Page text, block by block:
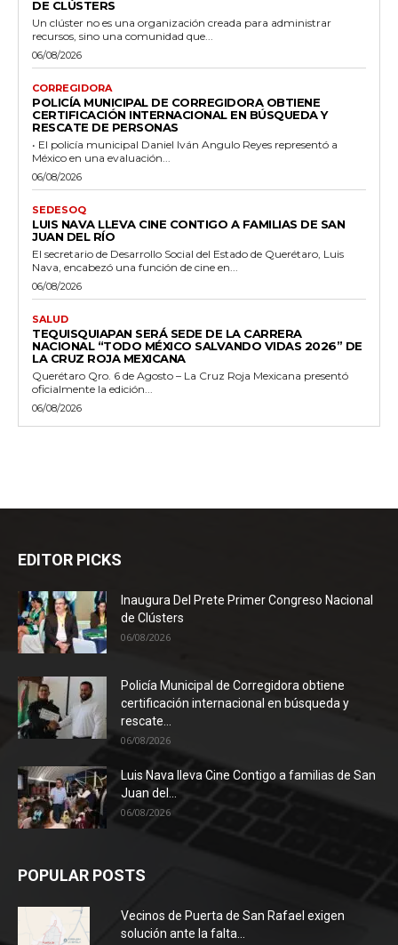
DE CLÚSTERS
Un clúster no es una organización creada para administrar
recursos, sino una comunidad que...
06/08/2026
CORREGIDORA
POLICÍA MUNICIPAL DE CORREGIDORA OBTIENE
CERTIFICACIÓN INTERNACIONAL EN BÚSQUEDA Y
RESCATE DE PERSONAS
• El policía municipal Daniel Iván Angulo Reyes representó a
México en una evaluación...
06/08/2026
SEDESOQ
LUIS NAVA LLEVA CINE CONTIGO A FAMILIAS DE SAN
JUAN DEL RÍO
El secretario de Desarrollo Social del Estado de Querétaro, Luis
Nava, encabezó una función de cine en...
06/08/2026
SALUD
TEQUISQUIAPAN SERÁ SEDE DE LA CARRERA
NACIONAL “TODO MÉXICO SALVANDO VIDAS 2026” DE
LA CRUZ ROJA MEXICANA
Querétaro Qro. 6 de Agosto – La Cruz Roja Mexicana presentó
oficialmente la edición...
06/08/2026
EDITOR PICKS
Inaugura Del Prete Primer Congreso Nacional
de Clústers
06/08/2026
Policía Municipal de Corregidora obtiene
certificación internacional en búsqueda y
rescate...
06/08/2026
Luis Nava lleva Cine Contigo a familias de San
Juan del...
06/08/2026
POPULAR POSTS
Vecinos de Puerta de San Rafael exigen
solución ante la falta...